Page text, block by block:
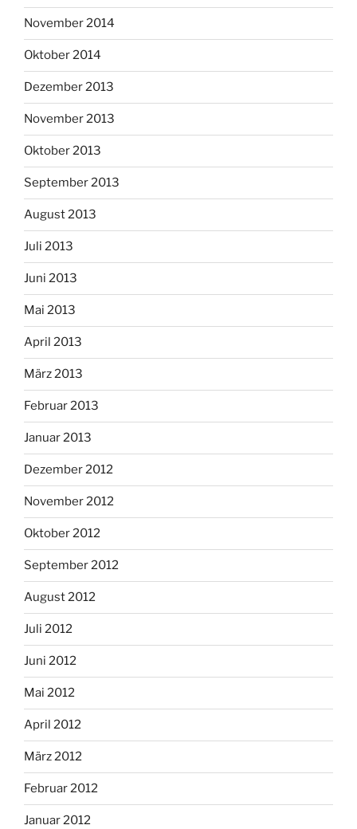
November 2014
Oktober 2014
Dezember 2013
November 2013
Oktober 2013
September 2013
August 2013
Juli 2013
Juni 2013
Mai 2013
April 2013
März 2013
Februar 2013
Januar 2013
Dezember 2012
November 2012
Oktober 2012
September 2012
August 2012
Juli 2012
Juni 2012
Mai 2012
April 2012
März 2012
Februar 2012
Januar 2012